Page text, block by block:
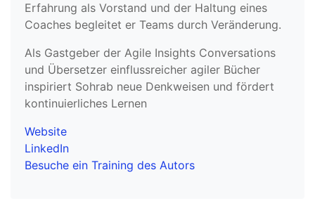
Erfahrung als Vorstand und der Haltung eines
Coaches begleitet er Teams durch Veränderung.
Als Gastgeber der Agile Insights Conversations
und Übersetzer einflussreicher agiler Bücher
inspiriert Sohrab neue Denkweisen und fördert
kontinuierliches Lernen
Website
LinkedIn
Besuche ein Training des Autors